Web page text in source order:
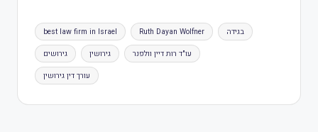
best law firm in Israel Ruth Dayan Wolfner בגידה
גירושים גירושין עו"ד רות דיין וולפנר
עורך דין גירושין